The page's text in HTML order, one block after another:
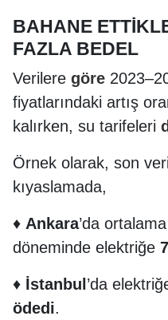
BAHANE
FAZLA BEDEL
Verilere göre
fiyatlarındaki artış
kalırken, su tarifeleri
Örnek olarak, son
kıyaslamada,
♦ Ankara’da
döneminde elektriğe
♦ İstanbul ’da
ödedi.